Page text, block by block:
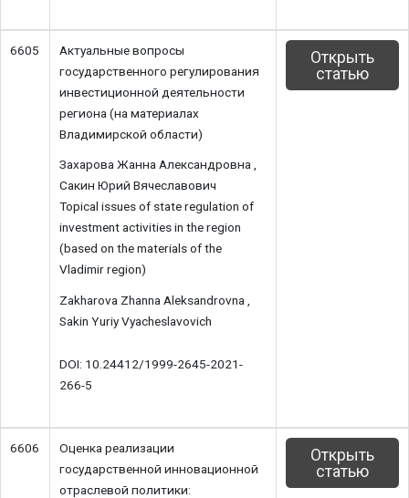
6605
Актуальные вопросы
государственного регулирования
инвестиционной деятельности
региона (на материалах
Владимирской области)
Захарова Жанна Александровна ,
Сакин Юрий Вячеславович
Topical issues of state regulation of
investment activities in the region
(based on the materials of the
Vladimir region)
Zakharova Zhanna Aleksandrovna ,
Sakin Yuriy Vyacheslavovich
DOI: 10.24412/1999-2645-2021-
266-5
Открыть
статью
6606
Оценка реализации
государственной инновационной
отраслевой политики:
Открыть
статью